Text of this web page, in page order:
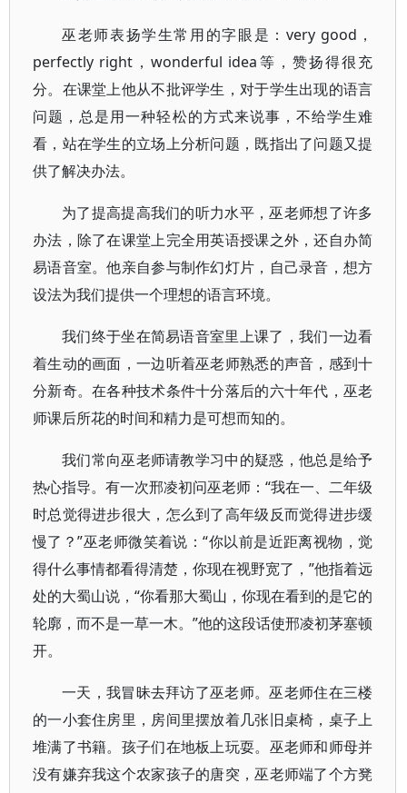
巫老师表扬学生常用的字眼是：very good，
perfectly right，wonderful idea等，赞扬得很充
分。在课堂上他从不批评学生，对于学生出现的语言
问题，总是用一种轻松的方式来说事，不给学生难
看，站在学生的立场上分析问题，既指出了问题又提
供了解决办法。
为了提高提高我们的听力水平，巫老师想了许多
办法，除了在课堂上完全用英语授课之外，还自办简
易语音室。他亲自参与制作幻灯片，自己录音，想方
设法为我们提供一个理想的语言环境。
我们终于坐在简易语音室里上课了，我们一边看
着生动的画面，一边听着巫老师熟悉的声音，感到十
分新奇。在各种技术条件十分落后的六十年代，巫老
师课后所花的时间和精力是可想而知的。
我们常向巫老师请教学习中的疑惑，他总是给予
热心指导。有一次邢凌初问巫老师：“我在一、二年级
时总觉得进步很大，怎么到了高年级反而觉得进步缓
慢了？”巫老师微笑着说：“你以前是近距离视物，觉
得什么事情都看得清楚，你现在视野宽了，”他指着远
处的大蜀山说，“你看那大蜀山，你现在看到的是它的
轮廓，而不是一草一木。”他的这段话使邢凌初茅塞顿
开。
一天，我冒昧去拜访了巫老师。巫老师住在三楼
的一小套住房里，房间里摆放着几张旧桌椅，桌子上
堆满了书籍。孩子们在地板上玩耍。巫老师和师母并
没有嫌弃我这个农家孩子的唐突，巫老师端了个方凳